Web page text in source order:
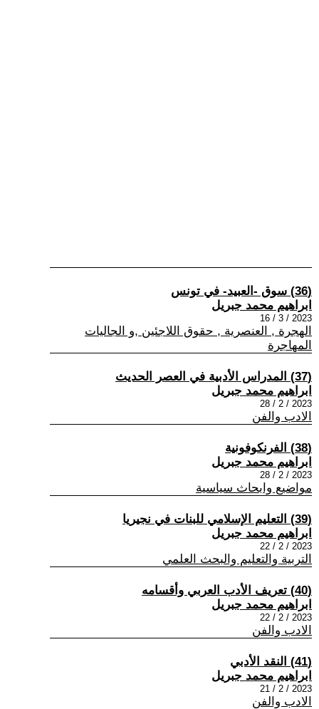
(36) سوق -العبيد- في تونس
ابراهيم محمد جبريل
2023 / 3 / 16
الهجرة , العنصرية , حقوق اللاجئين ,و الجاليات
المهاجرة
(37) المدراس الأدبية في العصر الحديث
ابراهيم محمد جبريل
2023 / 2 / 28
الادب والفن
(38) الفرنكوفونية
ابراهيم محمد جبريل
2023 / 2 / 28
مواضيع وابحاث سياسية
(39) التعليم الإسلامي للبنات في نجيريا
ابراهيم محمد جبريل
2023 / 2 / 22
التربية والتعليم والبحث العلمي
(40) تعريف الأدب العربي وأقسامه
ابراهيم محمد جبريل
2023 / 2 / 22
الادب والفن
(41) النقد الأدبي
ابراهيم محمد جبريل
2023 / 2 / 21
الادب والفن